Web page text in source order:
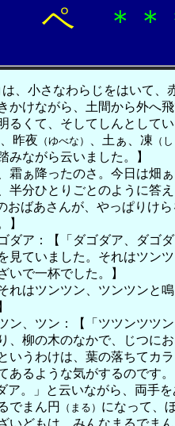
ペ ＊＊
は、小さなわらじをはいて、
かけながら、土間から外へ
るくて、そしてしんとして
、昨夜 （ゆべな） 、土ぁ、凍 （
みながら云いました。】
ぁ降ったのさ。今日は畑
半分ひとりごとのように答
おばあさんが、やっぱりけ
】
ダア：【「ダゴダア、ダゴ
見ていました。それはツン
いで一杯でした。】
はツンツン、ツンツンと
、ツン：【「ツツンツツ
、柳の木のなかで、じつに
うわけは、葉の落ちてカ
あるような気がするのです
ア。」と云いながら、両手
でまん円
（まる） になって、
いどもは、みんなまるでま